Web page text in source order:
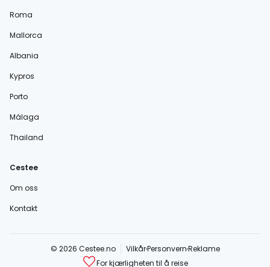
Roma
Mallorca
Albania
Kypros
Porto
Málaga
Thailand
Cestee
Om oss
Kontakt
© 2026 Cestee.no VilkårPersonvernReklame
For kjærligheten til å reise